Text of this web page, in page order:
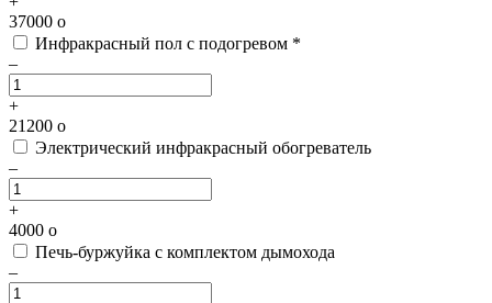
37000 o
Инфракрасный пол с подогревом *
–
+
21200 o
Электрический инфракрасный обогреватель
–
+
4000 o
Печь-буржуйка с комплектом дымохода
–